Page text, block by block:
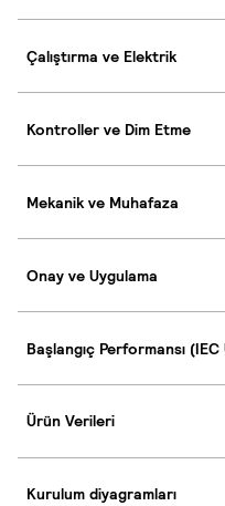
Çalıştırma ve Elektrik
Kontroller ve Dim Etme
Mekanik ve Muhafaza
Onay ve Uygulama
Başlangıç Performansı (IEC
Ürün Verileri
Kurulum diyagramları